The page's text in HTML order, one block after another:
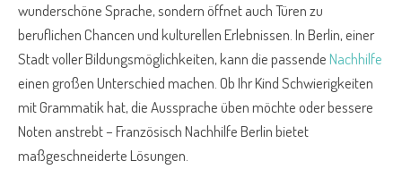
wunderschöne Sprache, sondern öffnet auch Türen zu
beruflichen Chancen und kulturellen Erlebnissen. In Berlin, einer
Stadt voller Bildungsmöglichkeiten, kann die passendeNachhilfe
einen großen Unterschied machen. Ob Ihr Kind Schwierigkeiten
mit Grammatik hat, die Aussprache üben möchte oder bessere
Noten anstrebt – Französisch Nachhilfe Berlin bietet
maßgeschneiderte Lösungen.